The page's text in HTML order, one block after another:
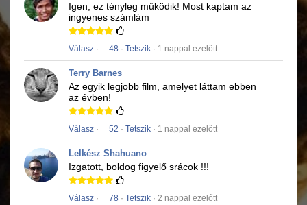
Igen, ez tényleg működik! Most kaptam az
ingyenes számlám
Válasz · 48 · Tetszik · 1 nappal ezelőtt
Terry Barnes
Az egyik legjobb film, amelyet láttam ebben
az évben!
Válasz · 52 · Tetszik · 1 nappal ezelőtt
Lelkész Shahuano
Izgatott, boldog figyelő srácok !!!
Válasz · 78 · Tetszik · 2 nappal ezelőtt